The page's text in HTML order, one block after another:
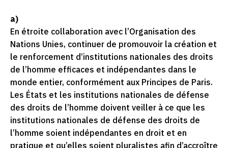
a)
En étroite collaboration avec l’Organisation des
Nations Unies, continuer de promouvoir la création et
le renforcement d’institutions nationales des droits
de l’homme efficaces et indépendantes dans le
monde entier, conformément aux Principes de Paris.
Les États et les institutions nationales de défense
des droits de l’homme doivent veiller à ce que les
institutions nationales de défense des droits de
l’homme soient indépendantes en droit et en